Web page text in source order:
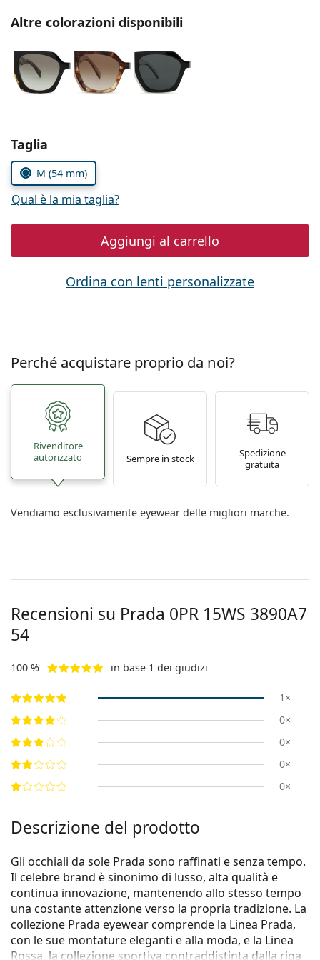
Tutte le marche
Altre colorazioni disponibili
Seleziona i parametri
Taglia
M (54 mm)
Qual è la mia taglia?
Aggiungi al carrello
Ordina con lenti personalizzate
Perché acquistare proprio da noi?
Rivenditore
autorizzato
Sempre in stock
Spedizione
gratuita
Vendiamo esclusivamente eyewear delle migliori marche.
Recensioni su Prada 0PR 15WS 3890A7
54
100 % in base 1 dei giudizi
1×
0×
0×
0×
0×
Descrizione del prodotto
Gli occhiali da sole Prada sono raffinati e senza tempo.
Il celebre brand è sinonimo di lusso, alta qualità e
continua innovazione, mantenendo allo stesso tempo
una costante attenzione verso la propria tradizione. La
collezione Prada eyewear comprende la Linea Prada,
con le sue montature eleganti e alla moda, e la Linea
Rossa, la collezione sportiva contraddistinta dalla riga